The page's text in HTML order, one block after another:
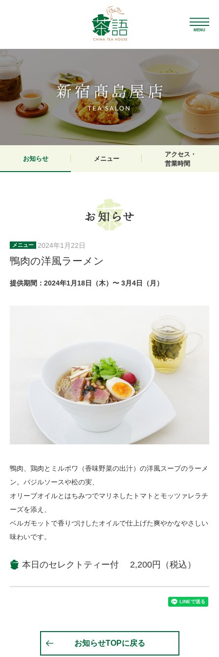
MENU
お知らせ メニュー
アクセス・
営業時間
メニュー 2024年1月22日
鴨肉の洋風ラーメン
提供期間：2024年1月18日（木）〜 3月4日（月）
鴨肉、鶏肉とミルポワ（香味野菜の出汁）の洋風スープのラーメ
ン。バジルソースや松の実、
オリーブオイルとはちみつでマリネしたトマトとモッツァレラチ
ーズを添え、
ベルガモットで香りづけしたオイルで仕上げた爽やかなやさしい
味わいです。
本日のセレクトティー付 2,200円（税込）
お知らせTOPに戻る